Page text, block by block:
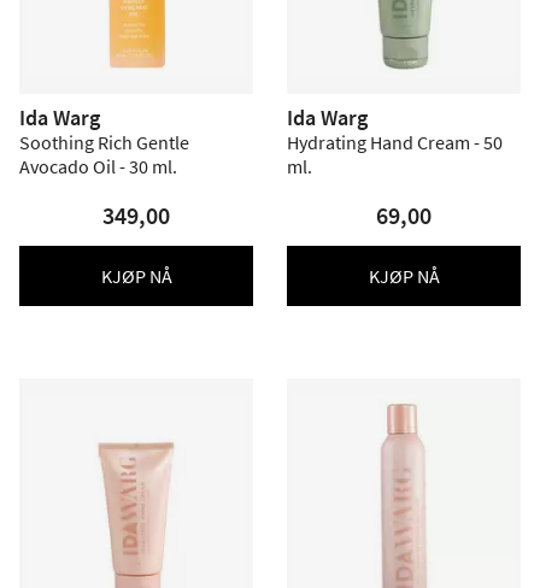
Ida Warg
Soothing Rich Gentle
Avocado Oil - 30 ml.
349,00
KJØP NÅ
Ida Warg
Hydrating Hand Cream - 50
ml.
69,00
KJØP NÅ